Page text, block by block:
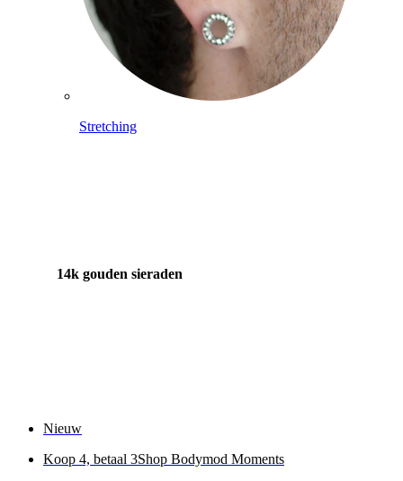
Stretching
14k gouden sieraden
Nieuw
Koop 4, betaal 3Shop Bodymod Moments